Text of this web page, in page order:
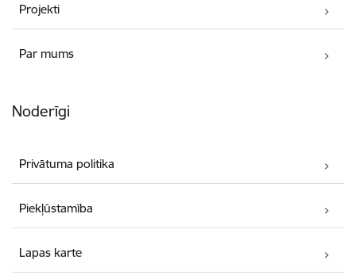
Projekti
Par mums
Noderīgi
Privātuma politika
Piekļūstamība
Lapas karte